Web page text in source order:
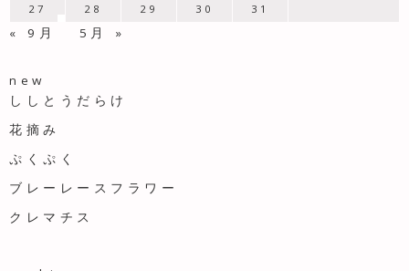
27
28 29 30 31
« 9月 5月 »
new
ししとうだらけ
花摘み
ぷくぷく
ブレーレースフラワー
クレマチス